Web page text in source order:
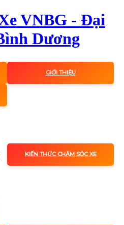
GIỚI THIỆU
KIẾN THỨC CHĂM SÓC XE